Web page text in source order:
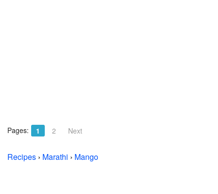
Pages: 1 2 Next
Recipes › Marathi › Mango